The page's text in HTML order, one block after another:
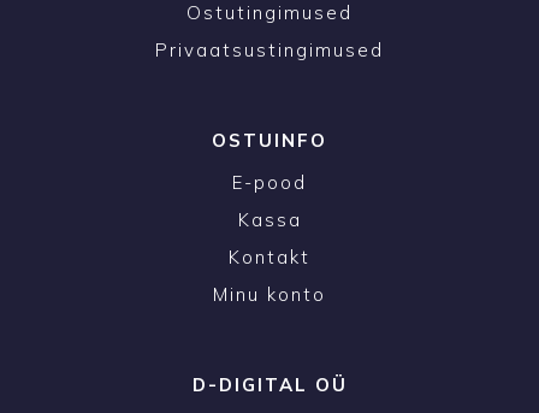
Ostutingimused
Privaatsustingimused
OSTUINFO
E-pood
Kassa
Kontakt
Minu konto
D-DIGITAL OÜ